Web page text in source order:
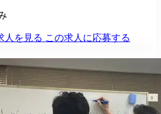
人を見る この求人に応募する